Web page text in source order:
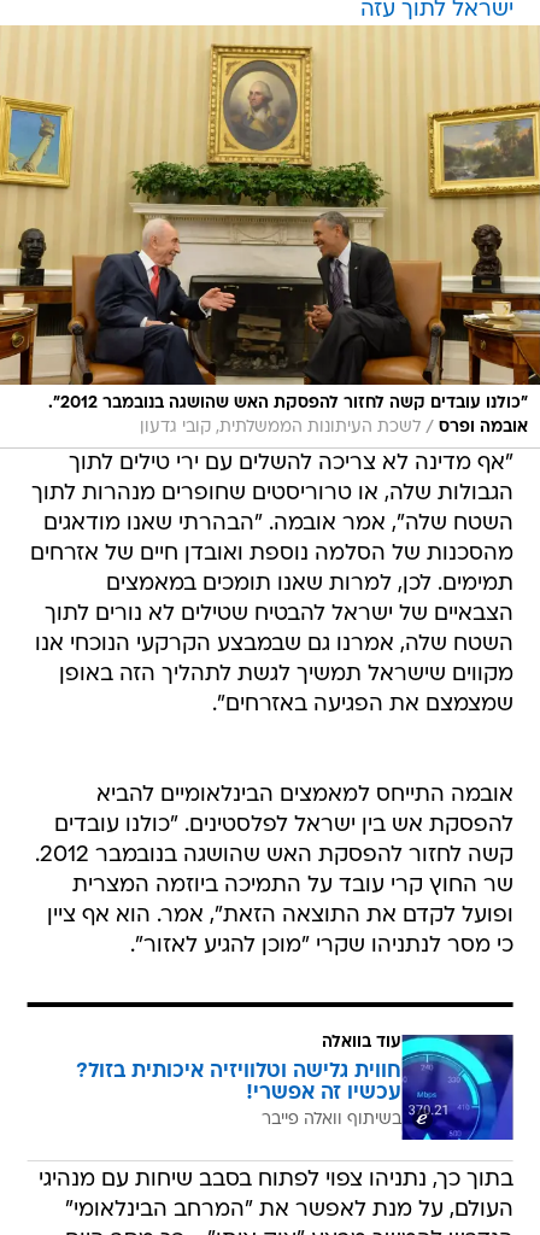
ישראל לתוך עזה
"כולנו עובדים קשה לחזור להפסקת האש שהושגה בנובמבר 2012".
אובמה ופרס / לשכת העיתונות הממשלתית, קובי גדעון
"אף מדינה לא צריכה להשלים עם ירי טילים לתוך
הגבולות שלה, או טרוריסטים שחופרים מנהרות לתוך
השטח שלה", אמר אובמה. "הבהרתי שאנו מודאגים
מהסכנות של הסלמה נוספת ואובדן חיים של אזרחים
תמימים. לכן, למרות שאנו תומכים במאמצים
הצבאיים של ישראל להבטיח שטילים לא נורים לתוך
השטח שלה, אמרנו גם שבמבצע הקרקעי הנוכחי אנו
מקווים שישראל תמשיך לגשת לתהליך הזה באופן
שמצמצם את הפגיעה באזרחים".
אובמה התייחס למאמצים הבינלאומיים להביא
להפסקת אש בין ישראל לפלסטינים. "כולנו עובדים
קשה לחזור להפסקת האש שהושגה בנובמבר 2012.
שר החוץ קרי עובד על התמיכה ביוזמה המצרית
ופועל לקדם את התוצאה הזאת", אמר. הוא אף ציין
כי מסר לנתניהו שקרי "מוכן להגיע לאזור".
עוד בוואלה
חווית גלישה וטלוויזיה איכותית בזול?
עכשיו זה אפשרי!
בשיתוף וואלה פייבר
בתוך כך, נתניהו צפוי לפתוח בסבב שיחות עם מנהיגי
העולם, על מנת לאפשר את "המרחב הבינלאומי"